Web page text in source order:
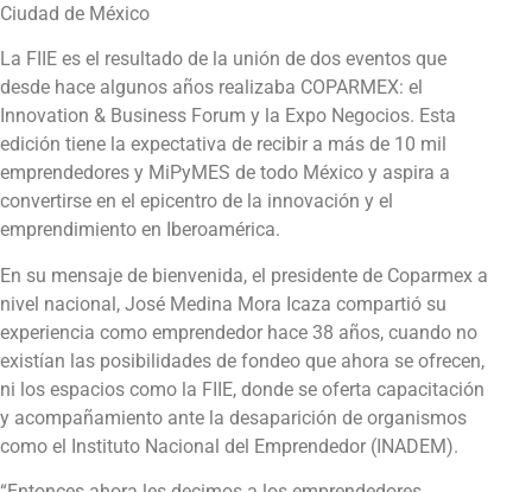
Ciudad de México
La FIIE es el resultado de la unión de dos eventos que
desde hace algunos años realizaba COPARMEX: el
Innovation & Business Forum y la Expo Negocios. Esta
edición tiene la expectativa de recibir a más de 10 mil
emprendedores y MiPyMES de todo México y aspira a
convertirse en el epicentro de la innovación y el
emprendimiento en Iberoamérica.
En su mensaje de bienvenida, el presidente de Coparmex a
nivel nacional, José Medina Mora Icaza compartió su
experiencia como emprendedor hace 38 años, cuando no
existían las posibilidades de fondeo que ahora se ofrecen,
ni los espacios como la FIIE, donde se oferta capacitación
y acompañamiento ante la desaparición de organismos
como el Instituto Nacional del Emprendedor (INADEM).